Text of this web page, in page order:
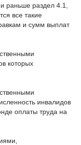
раньше раздел 4.1,
все такие
и сумм выплат
которых
инвалидов
оплаты труда на